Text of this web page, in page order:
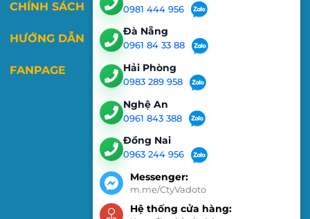
CHÍNH SÁCH
HƯỚNG DẪN
FANPAGE
0981 444 956
Đà Nẵng
0961 84 33 88
Hải Phòng
0983 289 958
Nghệ An
0961 843 388
Đồng Nai
0963 244 956
Messenger:
m.me/CtyVadoto
Hệ thống cửa hàng: